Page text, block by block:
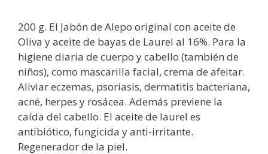
200 g. El Jabón de Alepo original con aceite de
Oliva y aceite de bayas de Laurel al 16%. Para la
higiene diaria de cuerpo y cabello (también de
niños), como mascarilla facial, crema de afeitar.
Aliviar eczemas, psoriasis, dermatitis bacteriana,
acné, herpes y rosácea. Además previene la
caída del cabello. El aceite de laurel es
antibiótico, fungicida y anti-irritante.
Regenerador de la piel.